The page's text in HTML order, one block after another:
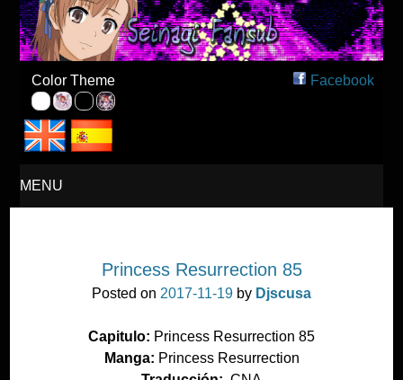
Seinagi Fansub – Español
Color Theme Facebook
MENU
Princess Resurrection 85
Posted on2017-11-19 by Djscusa
Capitulo: Princess Resurrection 85
Manga: Princess Resurrection